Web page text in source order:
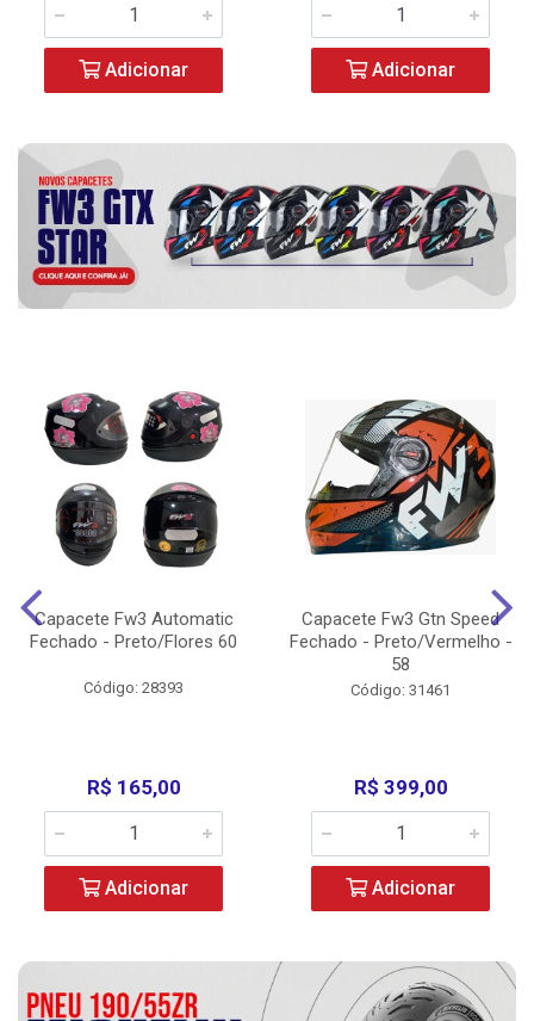
Adicionar Adicionar
Capacete Fw3 Automatic
Fechado - Preto/Flores 60
Código: 28393
R$ 165,00
Adicionar
Capacete Fw3 Gtn Speed
Fechado - Preto/Vermelho -
58
Código: 31461
R$ 399,00
Adicionar